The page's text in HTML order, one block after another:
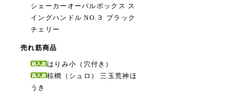
シェーカーオーバルボックス ス
イングハンドル NO.３ ブラック
チェリー
売れ筋商品
はりみ小（穴付き）
棕櫚（シュロ） 三玉荒神ほ
うき